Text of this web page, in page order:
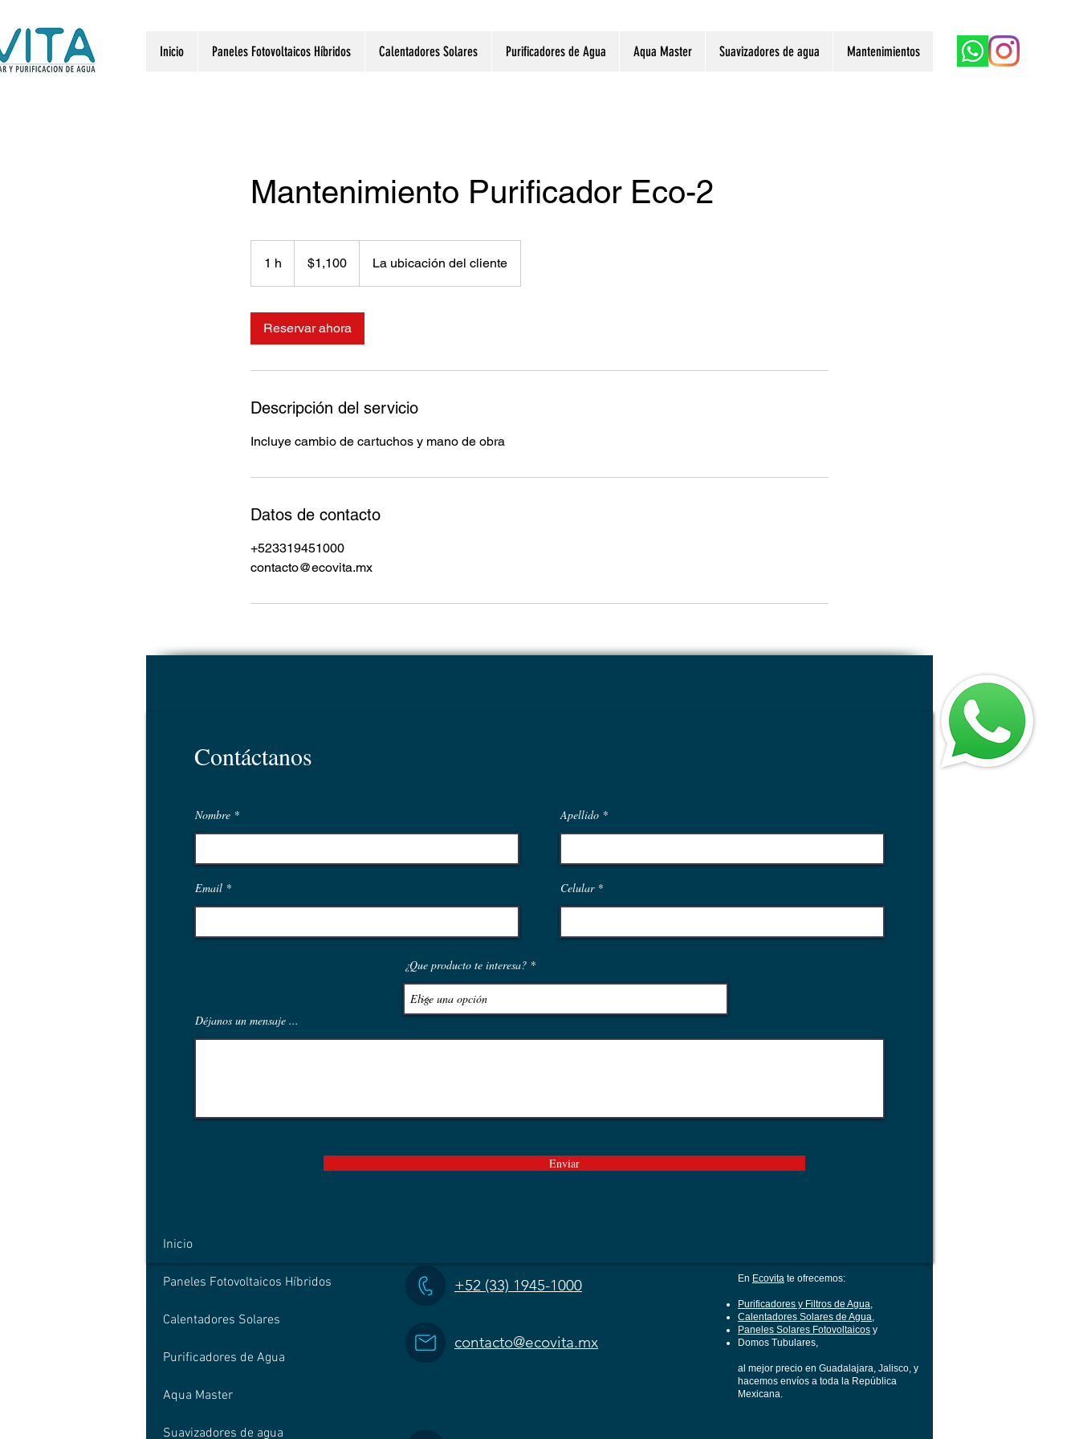
Inicio Paneles Fotovoltaicos Híbridos Calentadores Solares Purificadores de Agua Aqua Master Suavizadores de agua Mantenimientos
Mantenimiento Purificador Eco-2
1 h
mexicanos
$1,100 La ubicación del cliente
Reservar ahora
Descripción del servicio
Incluye cambio de cartuchos y mano de obra
Datos de contacto
+523319451000
contacto@ecovita.mx
Contáctanos
Nombre
Email
Apellido
Celular
¿Que producto te interesa?
Déjanos un mensaje ...
Enviar
Inicio
Paneles Fotovoltaicos Híbridos
Calentadores Solares
Purificadores de Agua
Aqua Master
Suavizadores de agua
+52 (33) 1945-1000
contacto@ecovita.mx
En Ecovita te ofrecemos:
Purificadores y Filtros de Agua,
Calentadores Solares de Agua,
Paneles Solares Fotovoltaicos y
Domos Tubulares,
al mejor precio en Guadalajara, Jalisco, y
hacemos envíos a toda la República
Mexicana.